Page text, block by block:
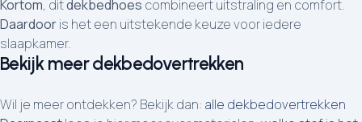
Kortom, ditdekbedhoes combineert uitstraling en comfort.
Daardooris het een uitstekende keuze voor iedere
slaapkamer.
Bekijk meer dekbedovertrekken
Wil je meer ontdekken? Bekijk dan: alle dekbedovertrekken